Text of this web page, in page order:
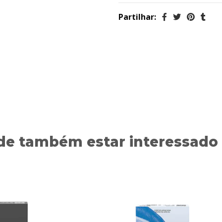
Partilhar:
também estar interessado